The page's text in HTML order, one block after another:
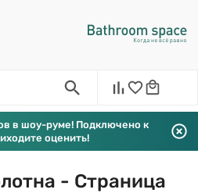
в шоу-руме! Подключено к
оценить!
- Страница